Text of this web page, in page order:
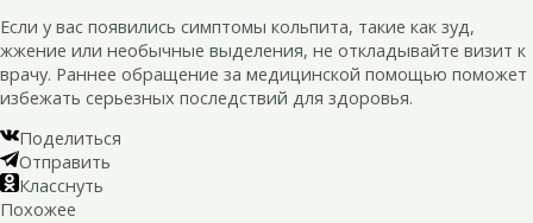
Если у вас появились симптомы кольпита, такие как зуд,
жжение или необычные выделения, не откладывайте визит к
врачу. Раннее обращение за медицинской помощью поможет
избежать серьезных последствий для здоровья.
Поделиться
Отправить
Класснуть
Похожее